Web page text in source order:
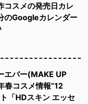
コスメの発売日カレ
のGoogleカレンダー
エバー(MAKE UP
春コスメ情報”12
「HDスキン エッセ